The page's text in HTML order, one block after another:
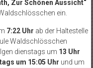
, Zur Schönen Aussicht“
ein.
7:22 Uhr ab der Haltestelle
Waldschlösschen
dienstags um 13 Uhr
um 15:05 Uhr und um